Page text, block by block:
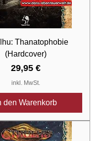
Thanatophobie
(Hardcover)
Preis
29,95 €
inkl. MwSt.
den Warenkorb